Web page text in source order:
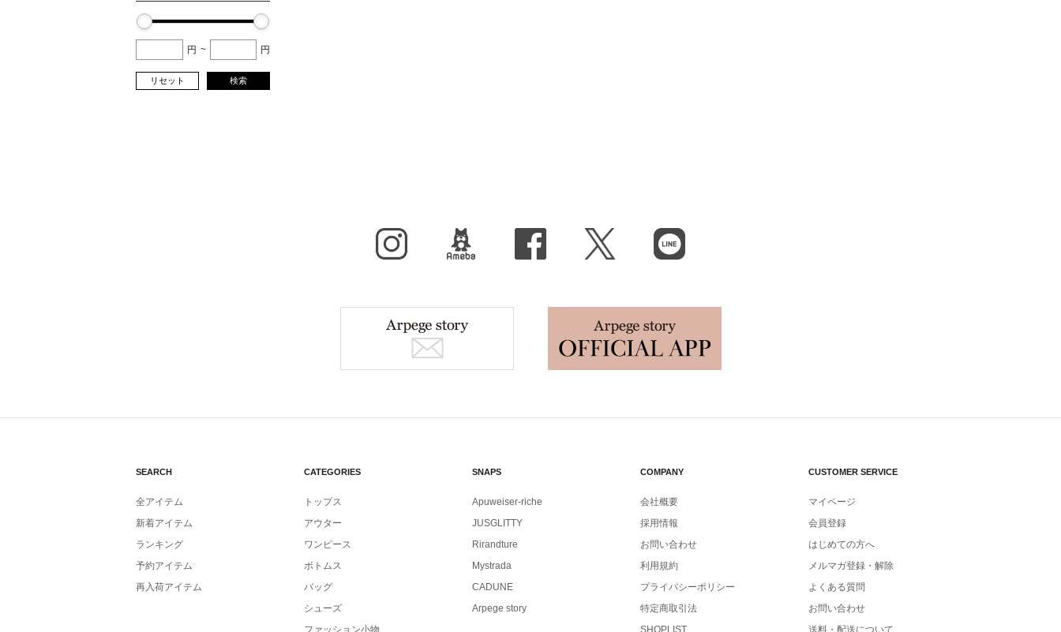
円 ~ 円
リセット 検索
X（旧Twitter）
SEARCH
全アイテム
新着アイテム
ランキング
予約アイテム
再入荷アイテム
CATEGORIES
トップス
アウター
ワンピース
ボトムス
バッグ
シューズ
ファッション小物
SNAPS
Apuweiser-riche
JUSGLITTY
Rirandture
Mystrada
CADUNE
Arpege story
COMPANY
会社概要
採用情報
お問い合わせ
利用規約
プライバシーポリシー
特定商取引法
SHOPLIST
CUSTOMER SERVICE
マイページ
会員登録
はじめての方へ
メルマガ登録・解除
よくある質問
お問い合わせ
送料・配送について